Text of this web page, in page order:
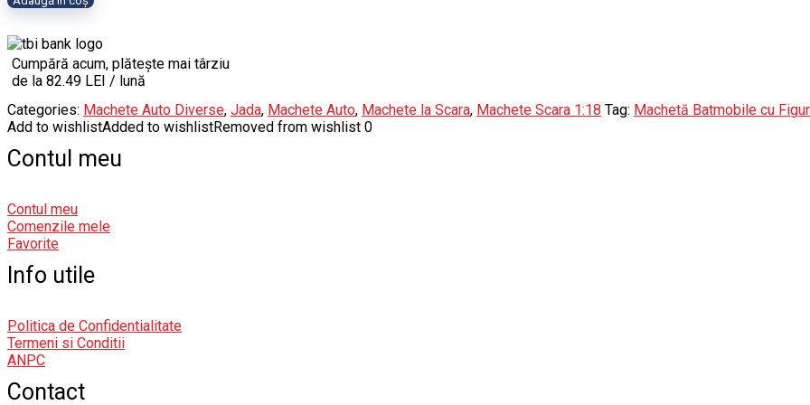
Cumpără acum, plătește mai târziu
de la 82.49 LEI / lună
Categories: Machete Auto Diverse, Jada, Machete Auto, Machete la Scara, Machete Scara 1:18 Tag: Machetă Batmobile cu
Add to wishlistAdded to wishlistRemoved from wishlist 0
Contul meu
Contul meu
Comenzile mele
Favorite
Info utile
Politica de Confidentialitate
Termeni si Conditii
ANPC
Contact